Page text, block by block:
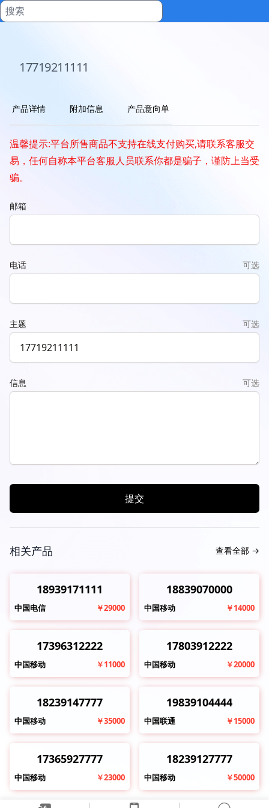
17719211111
产品详情 附加信息 产品意向单
温馨提示:平台所售商品不支持在线支付购买,请联系客服交
易，任何自称本平台客服人员联系你都是骗子，谨防上当受
骗。
邮箱
电话 可选
主题 可选
信息 可选
提交
相关产品 查看全部 →
18939171111
中国电信 ￥29000
18839070000
中国移动 ￥14000
17396312222
中国移动 ￥11000
17803912222
中国移动 ￥20000
18239147777
中国移动 ￥35000
19839104444
中国联通 ￥15000
17365927777
中国移动 ￥23000
18239127777
中国移动 ￥50000